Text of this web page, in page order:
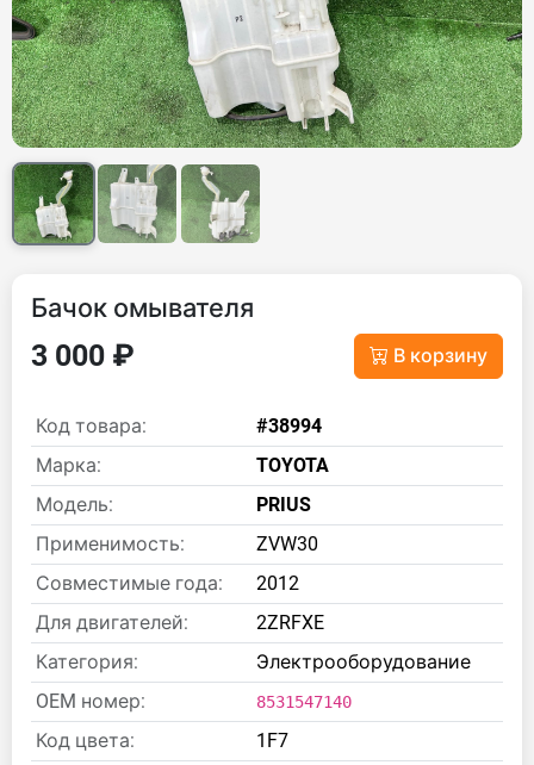
Бачок омывателя
3 000 ₽ В корзину
Код товара:
#38994
Марка:
TOYOTA
Модель:
PRIUS
Применимость:
ZVW30
Совместимые года:
2012
Для двигателей:
2ZRFXE
Категория:
Электрооборудование
OEM номер:
8531547140
Код цвета: 1F7